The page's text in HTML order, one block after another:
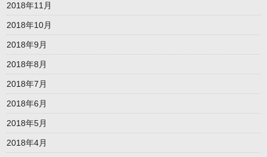
2018年11月
2018年10月
2018年9月
2018年8月
2018年7月
2018年6月
2018年5月
2018年4月